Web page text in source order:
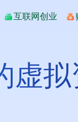
互联网创业
虚